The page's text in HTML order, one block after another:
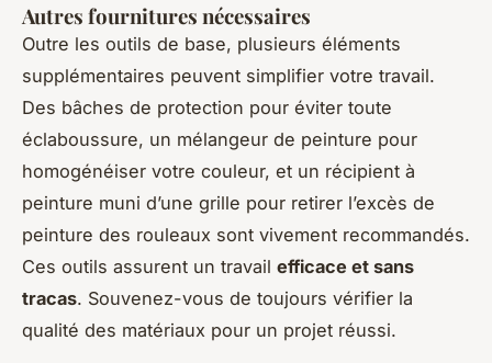
Autres fournitures nécessaires
Outre les outils de base, plusieurs éléments
supplémentaires peuvent simplifier votre travail.
Des bâches de protection pour éviter toute
éclaboussure, un mélangeur de peinture pour
homogénéiser votre couleur, et un récipient à
peinture muni d’une grille pour retirer l’excès de
peinture des rouleaux sont vivement recommandés.
Ces outils assurent un travail efficace et sans
tracas. Souvenez-vous de toujours vérifier la
qualité des matériaux pour un projet réussi.